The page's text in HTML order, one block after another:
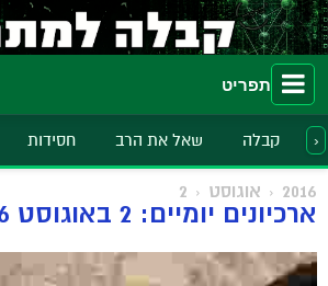
תפריט
קבלה שאל את הרב חסידות ›
2016 אוגוסט 2
ארכיונים יומיים: 2 באוגוסט 2016